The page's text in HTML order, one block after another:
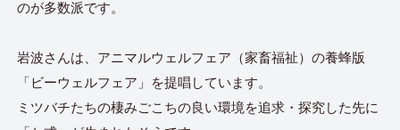
のが多数派です。
岩波さんは、アニマルウェルフェア（家畜福祉）の養蜂版
「ビーウェルフェア」を提唱しています。
ミツバチたちの棲みごこちの良い環境を追求・探究した先に